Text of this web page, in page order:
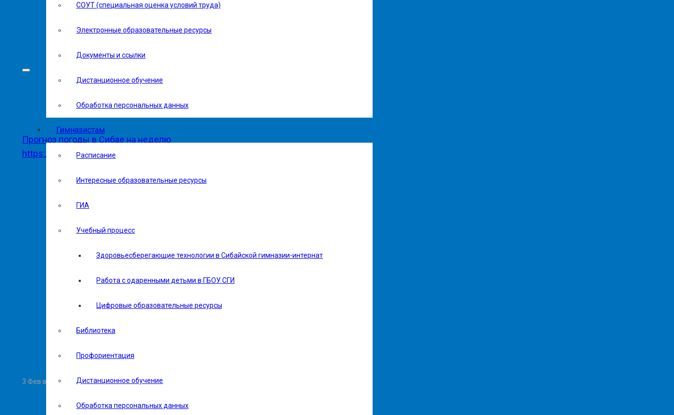
СОУТ (специальная оценка условий труда)
Электронные образовательные ресурсы
Документы и ссылки
Дистанционное обучение
Обработка персональных данных
Гимназистам
Расписание
Интересные образовательные ресурсы
ГИА
Учебный процесс
Здоровьесберегающие технологии в Сибайской гимназии-интернат
Работа с одаренными детьми в ГБОУ СГИ
Цифровые образовательные ресурсы
Библиотека
Профориентация
Дистанционное обучение
Обработка персональных данных
Прогноз погоды в Сибае на неделю
https://world-weather.ru
3 Фев в 09:49